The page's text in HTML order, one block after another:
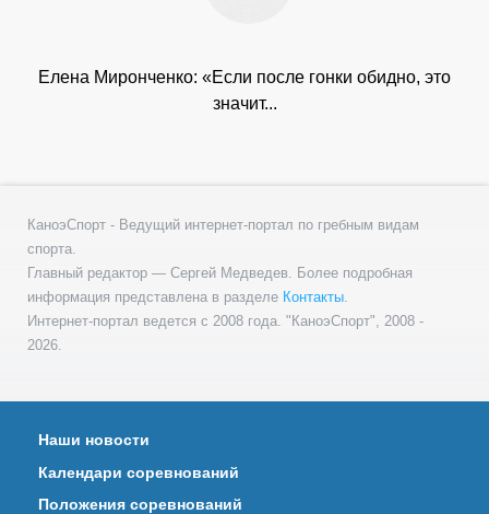
Елена Миронченко: «Если после гонки обидно, это
значит...
КаноэСпорт - Ведущий интернет-портал по гребным видам
спорта.
Главный редактор — Сергей Медведев. Более подробная
информация представлена в разделе Контакты.
Интернет-портал ведется с 2008 года. "КаноэСпорт", 2008 -
2026.
Наши новости
Календари соревнований
Положения соревнований